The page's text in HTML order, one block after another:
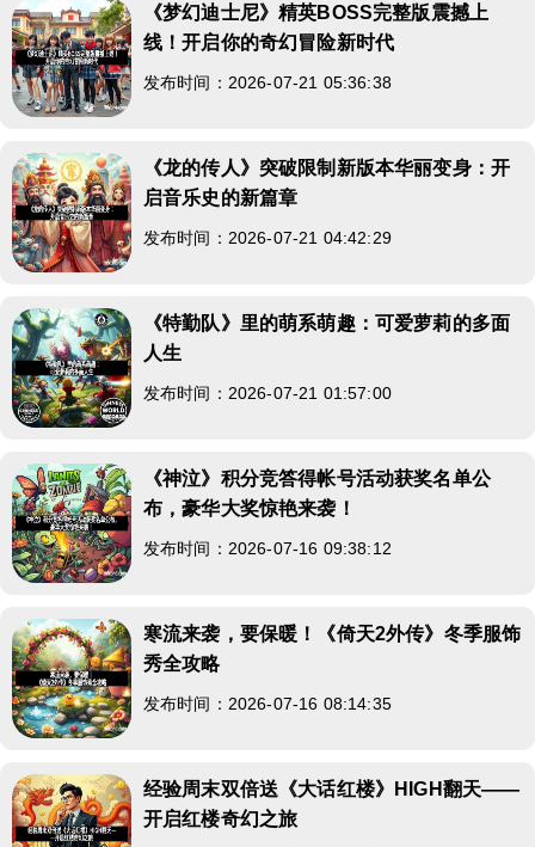
《梦幻迪士尼》精英BOSS完整版震撼上
线！开启你的奇幻冒险新时代
发布时间：2026-07-21 05:36:38
《龙的传人》突破限制新版本华丽变身：开
启音乐史的新篇章
发布时间：2026-07-21 04:42:29
《特勤队》里的萌系萌趣：可爱萝莉的多面
人生
发布时间：2026-07-21 01:57:00
《神泣》积分竞答得帐号活动获奖名单公
布，豪华大奖惊艳来袭！
发布时间：2026-07-16 09:38:12
寒流来袭，要保暖！《倚天2外传》冬季服饰
秀全攻略
发布时间：2026-07-16 08:14:35
经验周末双倍送《大话红楼》HIGH翻天——
开启红楼奇幻之旅